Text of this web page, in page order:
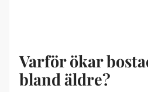
Varför ökar
bland äldre?